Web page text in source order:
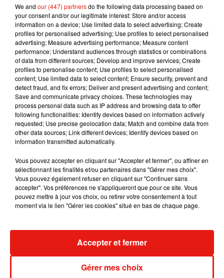
Publié : 5 juillet 2017 à 16h00 par Ludo
pas, on parle deBarry Gibb du groupe les Bee
Gees. On vous a perdu ? Demandez à vos
parents ils connaissent forcément. Interrogée
récemment, cette légende de la chanson
britannique a fait l'éloge de trois superstars. Alors
que lui-même a vendu plus de220 millions de
disquesdurant sa carrière avec son groupe, il a
déclaré qu'il voyaitAriana Grande, Rita Ora et Ed
Sheerancomme de potentielles futures légendes
de la musique. Concernant Ed, il a confié :"il a
beaucoup de kilomètres d'avances" avant
d'ajouter : "et nous connaissons Rita Ora et
fan de chanteuses." Un sacré compliment qui
devrait faire chaud au coeur aux trois artistes
concernés.
Au Guatemala, le volcan de
Fuego entre en éruption
We and our (447) partnersdo the following data processing based on
your consent and/or our legitimate interest: Store and/or access
information on a device; Use limited data to select advertising; Create
profiles for personalised advertising; Use profiles to select personalised
advertising; Measure advertising performance; Measure content
performance; Understand audiences through statistics or combinations
of data from different sources; Develop and improve services; Create
profiles to personalise content; Use profiles to select personalised
content; Use limited data to select content; Ensure security, prevent and
detect fraud, and fix errors; Deliver and present advertising and content;
Save and communicate privacy choices. These technologies may
process personal data such as IP address and browsing data to offer
following functionalities: Identify devices based on information actively
requested; Use precise geolocation data; Match and combine data from
other data sources; Link different devices; Identify devices based on
information transmitted automatically.
Vous pouvez accepter en cliquant sur "Accepter et fermer", ou affiner en
sélectionnant les finalités et/ou partenaires dans "Gérer mes choix".
Vous pouvez également refuser en cliquant sur "Continuer sans
accepter". Vos préférences ne s'appliqueront que pour ce site. Vous
pouvez mettre à jour vos choix, ou retirer votre consentement à tout
moment via le lien "Gérer les cookies" situé en bas de chaque page.
Gérer mes choix
Accepter et fermer